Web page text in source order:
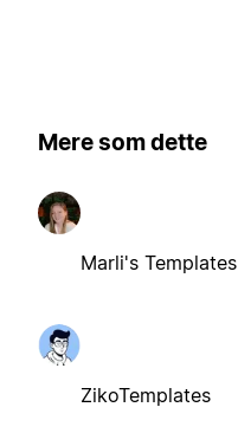
Mere som dette
Marli's Templates
ZikoTemplates